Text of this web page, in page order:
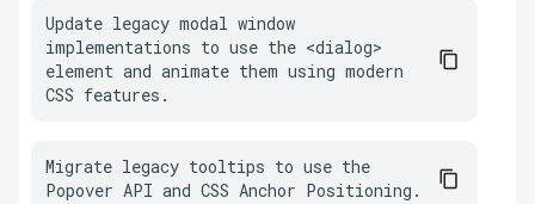
Update legacy modal window
implementations to use the <dialog>
element and animate them using modern
CSS features.
Migrate legacy tooltips to use the
Popover API and CSS Anchor Positioning.